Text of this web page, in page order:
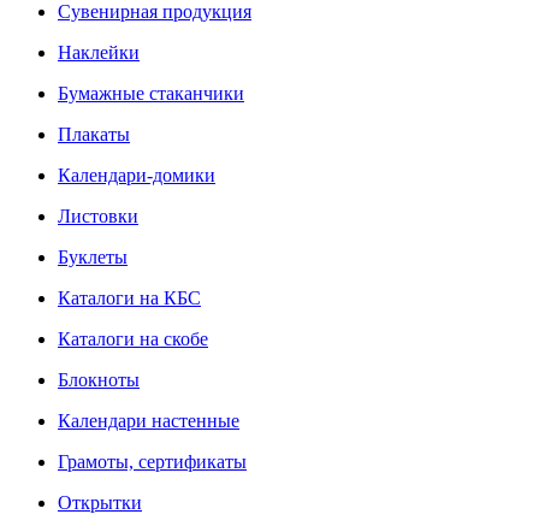
Сувенирная продукция
Наклейки
Бумажные стаканчики
Плакаты
Календари-домики
Листовки
Буклеты
Каталоги на КБС
Каталоги на скобе
Блокноты
Календари настенные
Грамоты, сертификаты
Открытки